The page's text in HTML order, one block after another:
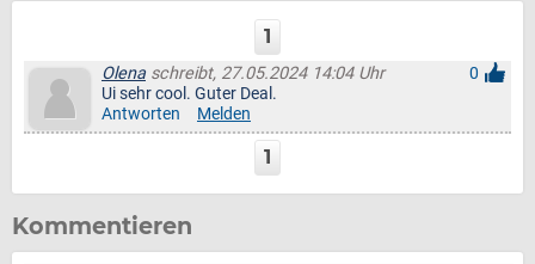
1
Olena schreibt, 27.05.2024 14:04 Uhr
0
Ui sehr cool. Guter Deal.
Antworten
Melden
1
Kommentieren